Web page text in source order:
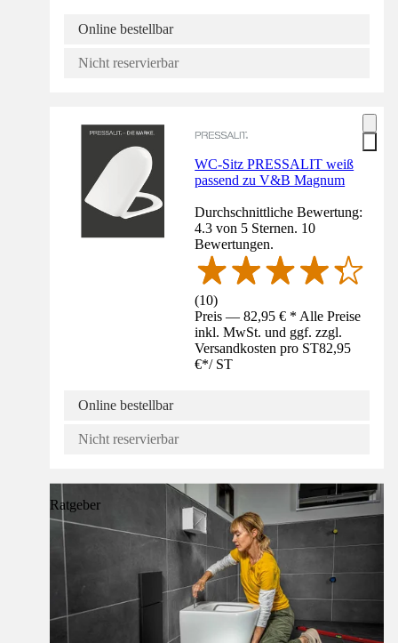
Online bestellbar
Nicht reservierbar
WC-Sitz PRESSALIT weiß
passend zu V&B Magnum
Durchschnittliche Bewertung:
4.3 von 5 Sternen. 10
Bewertungen.
(10)
Preis — 82,95 € * Alle Preise
inkl. MwSt. und ggf. zzgl.
Versandkosten pro ST82,95
€*/ ST
Online bestellbar
Nicht reservierbar
Ratgeber